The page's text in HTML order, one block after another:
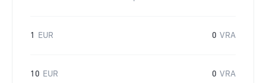
1 EUR 0 VRA
10 EUR 0 VRA